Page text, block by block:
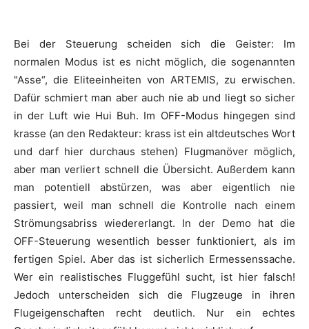
Bei der Steuerung scheiden sich die Geister: Im
normalen Modus ist es nicht möglich, die sogenannten
"Asse“, die Eliteeinheiten von ARTEMIS, zu erwischen.
Dafür schmiert man aber auch nie ab und liegt so sicher
in der Luft wie Hui Buh. Im OFF-Modus hingegen sind
krasse (an den Redakteur: krass ist ein altdeutsches Wort
und darf hier durchaus stehen) Flugmanöver möglich,
aber man verliert schnell die Übersicht. Außerdem kann
man potentiell abstürzen, was aber eigentlich nie
passiert, weil man schnell die Kontrolle nach einem
Strömungsabriss wiedererlangt. In der Demo hat die
OFF-Steuerung wesentlich besser funktioniert, als im
fertigen Spiel. Aber das ist sicherlich Ermessenssache.
Wer ein realistisches Fluggefühl sucht, ist hier falsch!
Jedoch unterscheiden sich die Flugzeuge in ihren
Flugeigenschaften recht deutlich. Nur ein echtes